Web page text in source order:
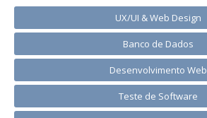
UX/UI & Web Design
Banco de Dados
Desenvolvimento Web
Teste de Software